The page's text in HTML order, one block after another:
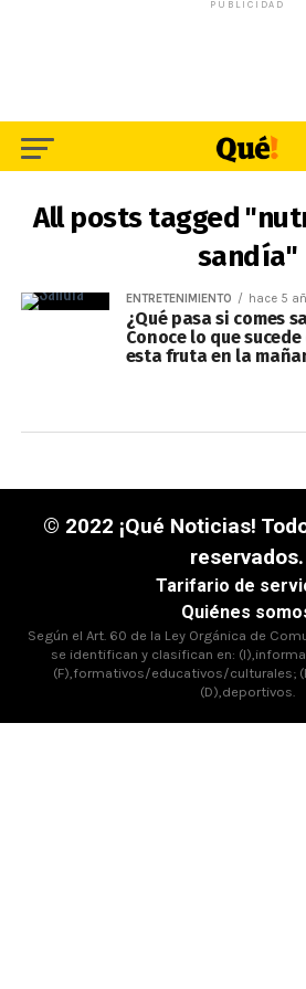
PUBLICIDAD
All posts tagged
sandía"
ENTRETENIMIENTO hace 5
¿Qué pasa si comes
Conoce lo que
esta fruta en la
© 2022 ¡Qué Noticias!
reservados.
Tarifario de
Quiénes
Según el Art. 60 de la Ley Orgánica de
se identifican y clasifican en:
(F),formativos/educativos/culturales;
(D),deportivos.